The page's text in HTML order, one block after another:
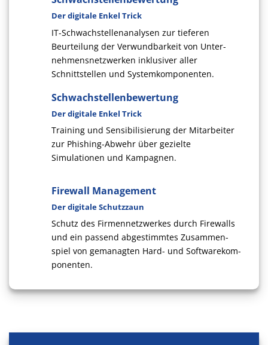
Der digitale Enkel Trick
IT-Schwachstellenanalysen zur tieferen
Beurteilung der Verwund­barkeit von Unter­
nehmens­netz­wer­ken inklusiver aller
Schnittstellen und Systemkomponenten.
Schwachstellenbewertung
Der digitale Enkel Trick
Training und Sensibilisierung der Mitarbeiter
zur Phishing-Abwehr über gezielte
Simulationen und Kampagnen.
Firewall Management
Der digitale Schutzzaun
Schutz des Firmennetzwerkes durch Firewalls
und ein passend abge­stimm­tes Zu­sammen­
spiel von gemanagten Hard- und Soft­ware­kom­
ponenten.